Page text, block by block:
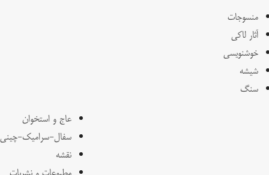
منسوجات
آثار لاکی
خوشنویسی
شیشه
سنگ
عاج و استخوان
سفال-سرامیک-چینی
نقشه